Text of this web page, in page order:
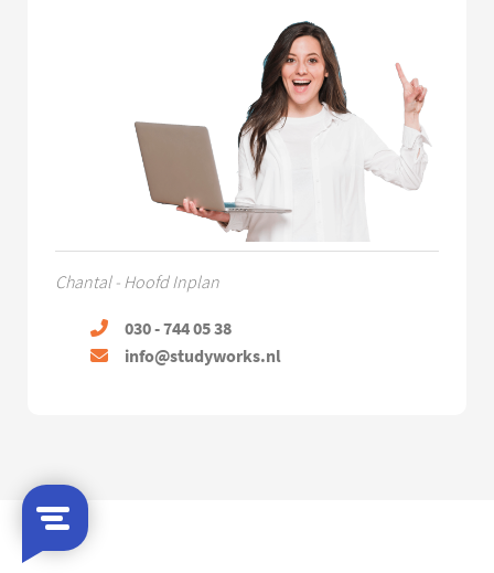
Chantal - Hoofd Inplan
030 - 744 05 38
info@studyworks.nl